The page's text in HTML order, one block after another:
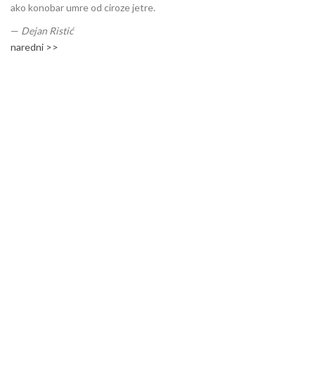
ako konobar umre od ciroze jetre.
— Dejan Ristić
naredni >>